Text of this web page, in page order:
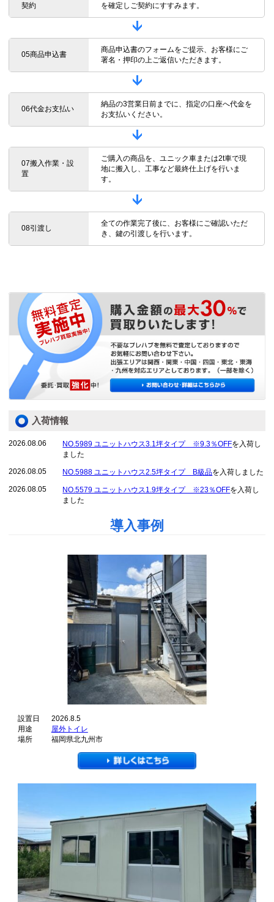
契約
を確定しご契約にすすみます。
05商品申込書
商品申込書のフォームをご提示、お客様にご
署名・押印の上ご返信いただきます。
06代金お支払い
納品の3営業日前までに、指定の口座へ代金を
お支払いください。
07搬入作業・設
置
ご購入の商品を、ユニック車または2t車で現
地に搬入し、工事など最終仕上げを行いま
す。
08引渡し
全ての作業完了後に、お客様にご確認いただ
き、鍵の引渡しを行います。
入荷情報
2026.08.06 NO.5989 ユニットハウス3.1坪タイプ ※9.3％OFFを入荷し
ました
2026.08.05
NO.5988 ユニットハウス2.5坪タイプ B級品を入荷しました
2026.08.05
NO.5579 ユニットハウス1.9坪タイプ ※23％OFFを入荷し
ました
導入事例
設置日
2026.8.5
用途
屋外トイレ
場所
福岡県北九州市